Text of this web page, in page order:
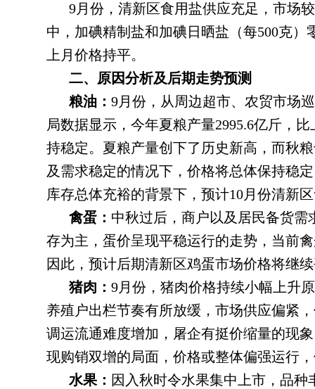
9月份 ， 清新区食用盐供应充足，市场
中，加碘精制盐和加碘日晒盐（每500克）
上月价格持平。
二、原因分析及后期走势预测
粮油： 9月份 ， 从周边超市、农贸市场
局数据显示，今年夏粮产量2995.6亿斤 ， 比
持稳定。夏粮产量创下了历史新高 ， 而秋
及需求稳定的情况下，价格将总体保持稳定
库存总体充裕的背景下，预计10月份清新
禽蛋： 中秋过后 ， 商户以及居民备货需
存为主 ， 蛋价呈现平稳运行的走势，当前
因此，预计后期清新区鸡蛋市场价格将继
猪肉： 9月份 ， 猪肉价格持续小幅上升
养殖户出栏节奏有所放缓，市场供应偏紧 ，
调运流通难度增加 ， 屠企有挺价缩量的现
现购销双增的局面 ， 价格或整体偏强运行
水果： 因入秋时令水果集中上市 ， 品种